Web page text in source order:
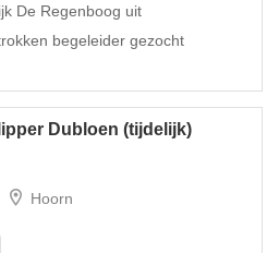
De Regenboog uit
begeleider gezocht
Dubloen (tijdelijk)
Hoorn